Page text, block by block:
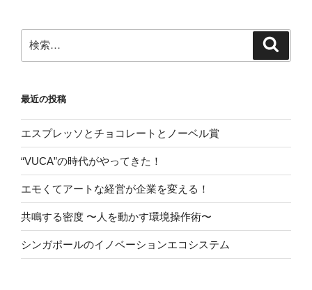
索:
最近の投稿
エスプレッソとチョコレートとノーベル賞
“VUCA”の時代がやってきた！
エモくてアートな経営が企業を変える！
共鳴する密度 〜人を動かす環境操作術〜
シンガポールのイノベーションエコシステム